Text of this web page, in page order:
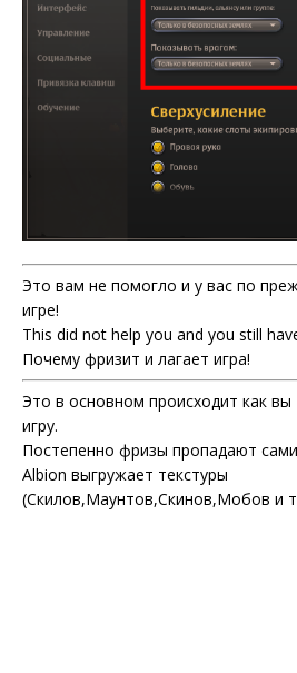
Это вам не помогло и у вас по
игре!
This did not help you and you still
Почему фризит и лагает игра!
Это в основном происходит как вы
игру.
Постепенно фризы пропадают
Albion выгружает текстуры
(Скилов,Маунтов,Скинов,Мобов и